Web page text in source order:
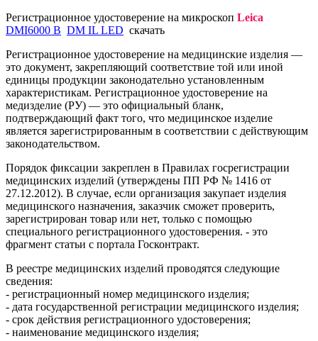
Регистрационное удостоверение на микроскоп Leica
DMI6000 B DM IL LED скачать
Регистрационное удостоверение на медицинские изделия —
это документ, закрепляющий соответствие той или иной
единицы продукции законодательно установленным
характеристикам. Регистрационное удостоверение на
медизделие (РУ) — это официальный бланк,
подтверждающий факт того, что медицинское изделие
является зарегистрированным в соответствии с действующим
законодательством.
Порядок фиксации закреплен в Правилах госрегистрации
медицинских изделий (утверждены ПП РФ № 1416 от
27.12.2012). В случае, если организация закупает изделия
медицинского назначения, заказчик сможет проверить,
зарегистрирован товар или нет, только с помощью
специального регистрационного удостоверения. - это
фрагмент статьи с портала Госконтракт.
В реестре медицинских изделий проводятся следующие
сведения:
- регистрационный номер медицинского изделия;
- дата государственной регистрации медицинского изделия;
- срок действия регистрационного удостоверения;
- наименование медицинского изделия;